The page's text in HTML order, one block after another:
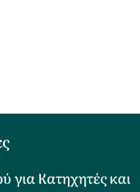
για Κατηχητές και